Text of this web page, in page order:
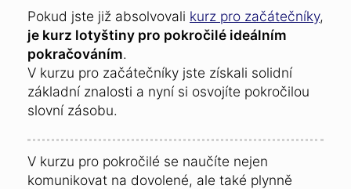
Pokud jste již absolvovali kurz pro začátečníky,
je kurz lotyštiny pro pokročilé ideálním
pokračováním.
V kurzu pro začátečníky jste získali solidní
základní znalosti a nyní si osvojíte pokročilou
slovní zásobu.
V kurzu pro pokročilé se naučíte nejen
komunikovat na dovolené, ale také plynně